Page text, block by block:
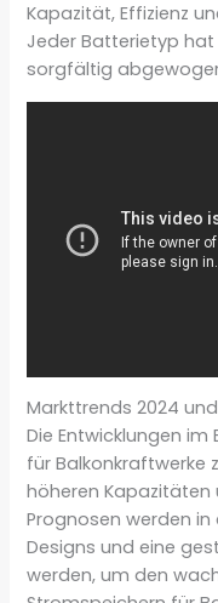
Kapazität, Effizienz
Jeder Batterietyp
sorgfältig
Markttrends 2024
Die Entwicklungen
für Balkonkraftwerke
höheren Kapazitäten
Prognosen werden
Designs und eine
werden, um den